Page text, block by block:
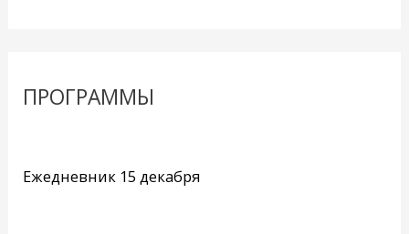
ПРОГРАММЫ
Ежедневник 15 декабря